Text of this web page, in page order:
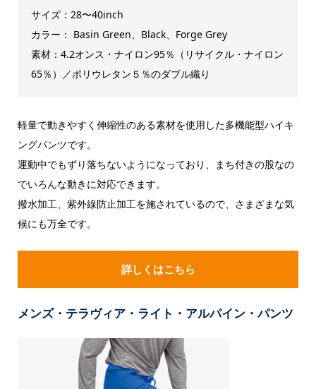
サイズ：28〜40inch
カラー： Basin Green、Black、Forge Grey
素材：4.2オンス・ナイロン95％（リサイクル・ナイロン
65％）／ポリウレタン５％のダブル織り
軽量で動きやすく伸縮性のある素材を使用した多機能型ハイキ
ングパンツです。
運動中でもずり落ちないようになっており、まち付きの股なの
でいろんな動きに対応できます。
撥水加工、紫外線防止加工を施されているので、さまざまな気
候にも万全です。
詳しくはこちら
メンズ・テラヴィア・ライト・アルパイン・パンツ